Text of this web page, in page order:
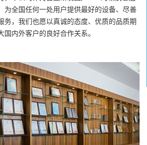
为全国任何一处用户提供最好的设备、尽善
务，我们也愿以真诚的态度、优质的品质期
国内外客户的良好合作关系。